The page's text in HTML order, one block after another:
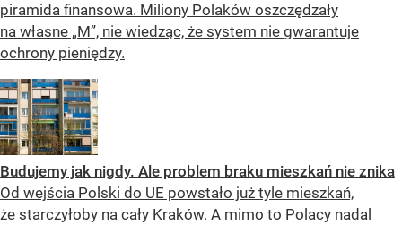
piramida finansowa. Miliony Polaków oszczędzały
na własne „M”, nie wiedząc, że system nie gwarantuje
ochrony pieniędzy.
Budujemy jak nigdy. Ale problem braku mieszkań nie znika
Od wejścia Polski do UE powstało już tyle mieszkań,
że starczyłoby na cały Kraków. A mimo to Polacy nadal